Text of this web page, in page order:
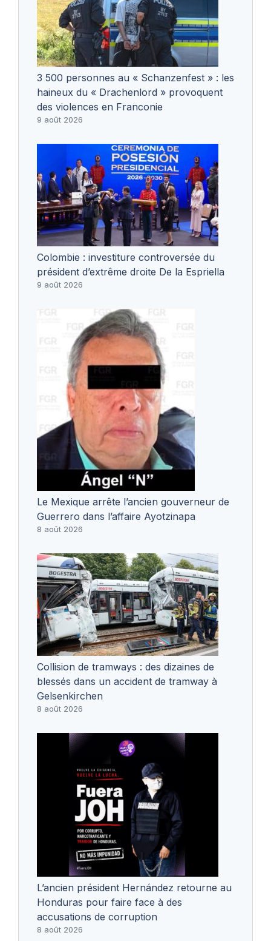
3 500 personnes au « Schanzenfest » : les
haineux du « Drachenlord » provoquent
des violences en Franconie
9 août 2026
Colombie : investiture controversée du
président d’extrême droite De la Espriella
9 août 2026
Le Mexique arrête l’ancien gouverneur de
Guerrero dans l’affaire Ayotzinapa
8 août 2026
Collision de tramways : des dizaines de
blessés dans un accident de tramway à
Gelsenkirchen
8 août 2026
L’ancien président Hernández retourne au
Honduras pour faire face à des
accusations de corruption
8 août 2026